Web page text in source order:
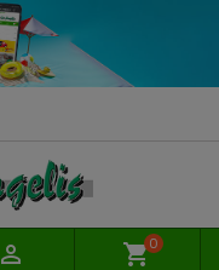
 shopping_cart0